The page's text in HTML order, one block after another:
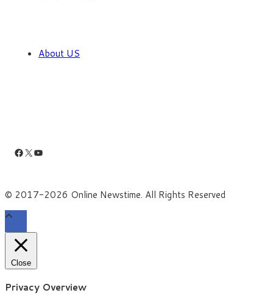
About US
Facebook
X YouTube
© 2017-2026 Online Newstime. All Rights Reserved
Close
Privacy Overview